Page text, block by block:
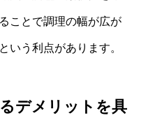
ことで調理の幅が広が
いう利点があります。
デメリットを具